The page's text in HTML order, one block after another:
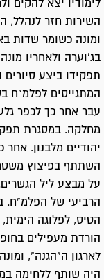
לימודיו יצא להקים
השירות חזר לנהלל,
ומונה כשומר שדות
בג'וערה ולאחריו
תפקידו ביצע סיורים
עבר אחר כך לכפר
מחלקה. במסגרת
יהודיים מלבנון.
השתתף בפיצוץ
על מבצע ליל
הרביעי של הפלמ"ח.
הטיס, לפלוגה
לארגון ה"הגנה",
היה שותף ללחימה